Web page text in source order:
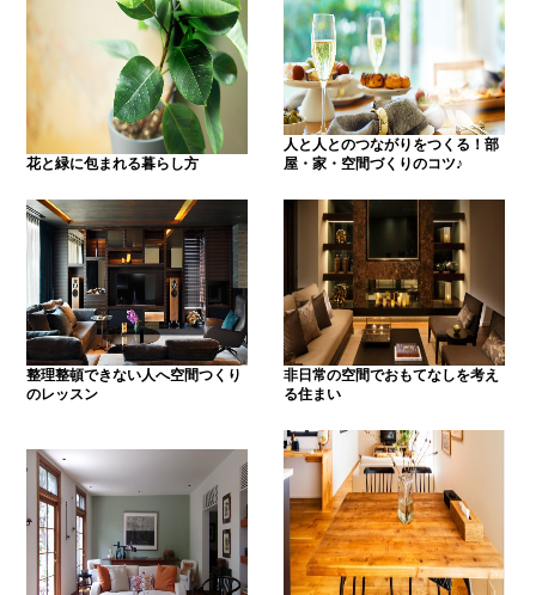
花と緑に包まれる暮らし方
人と人とのつながりをつくる！部
屋・家・空間づくりのコツ♪
整理整頓できない人へ空間つくり
のレッスン
非日常の空間でおもてなしを考え
る住まい